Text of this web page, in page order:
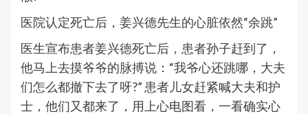
医院认定死亡后，姜兴德先生的心脏依然“余跳”
医生宣布患者姜兴德死亡后，患者孙子赶到了，
他马上去摸爷爷的脉搏说：“我爷心还跳哪，大夫
们怎么都撤下去了呀?” 患者儿女赶紧喊大夫和护
士，他们又都来了，用上心电图看，一看确实心